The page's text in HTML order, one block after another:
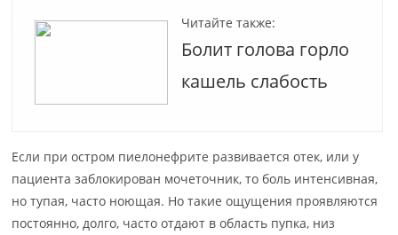
Читайте также:
Болит голова горло
кашель слабость
Если при остром пиелонефрите развивается отек, или у
пациента заблокирован мочеточник, то боль интенсивная,
но тупая, часто ноющая. Но такие ощущения проявляются
постоянно, долго, часто отдают в область пупка, низ